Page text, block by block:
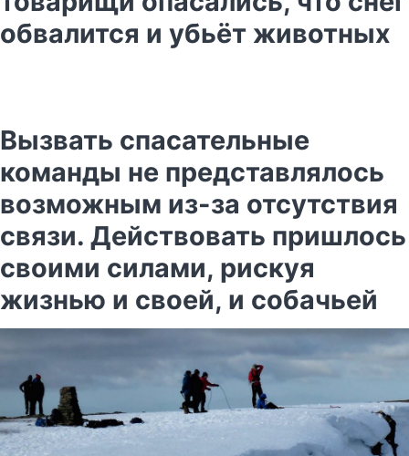
обвалится и убьёт животных
Вызвать спасательные
команды не представлялось
возможным из-за отсутствия
связи. Действовать пришлось
своими силами, рискуя
жизнью и своей, и собачьей